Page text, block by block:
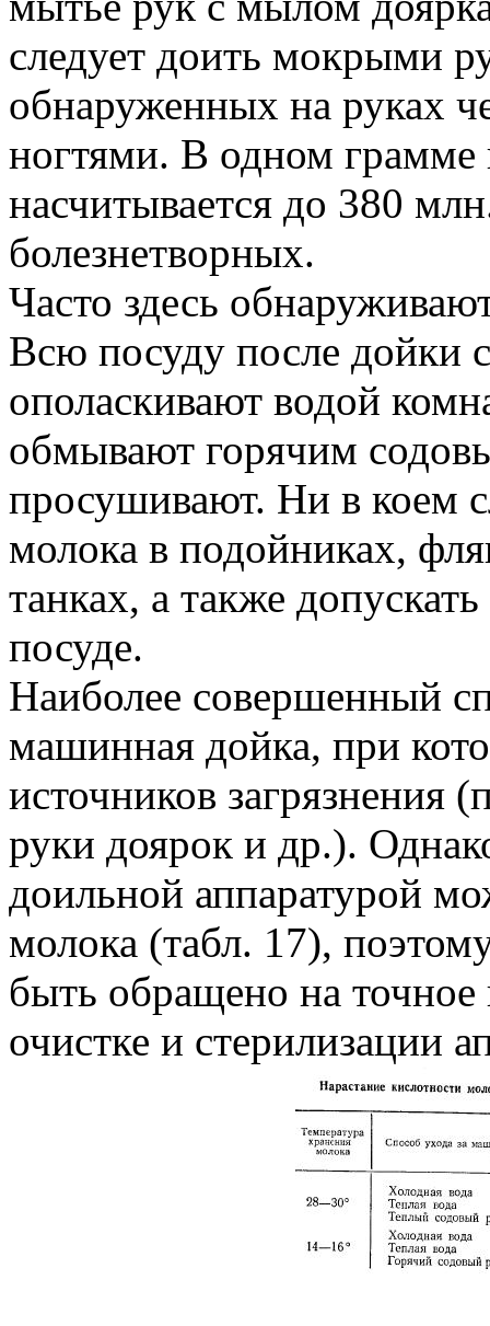
следует доить мокрыми
обнаруженных на руках
ногтями. В одном грамме
насчитывается до 380
болезнетворных.
Часто здесь
Всю посуду после дойки
ополаскивают водой
обмывают горячим
просушивают. Ни в коем
молока в подойниках,
танках, а также
посуде.
Наиболее совершенный
машинная дойка, при
источников загрязнения
руки доярок и др.).
доильной аппаратурой
молока (табл. 17),
быть обращено на
очистке и стерилизации